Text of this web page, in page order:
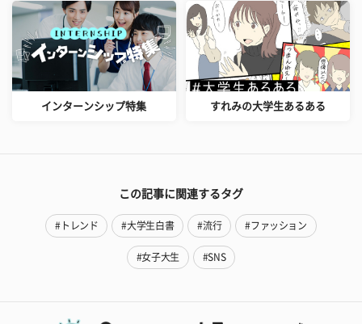
インターンシップ特集 すれみの大学生あるある
この記事に関連するタグ
#トレンド #大学生白書 #流行 #ファッション
#女子大生 #SNS